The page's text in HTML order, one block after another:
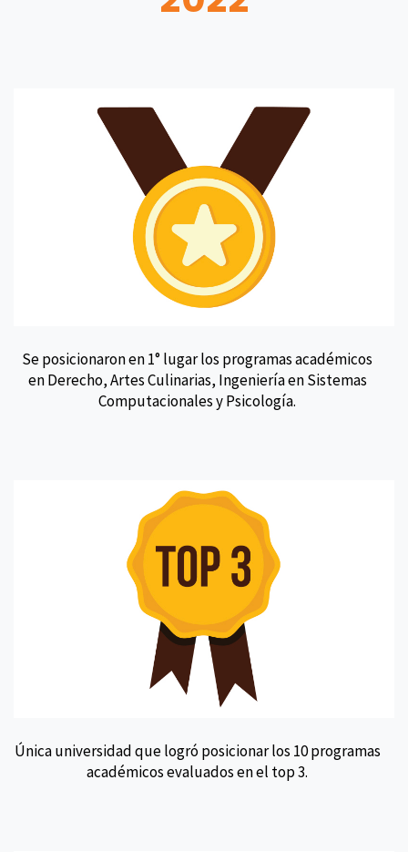
Se posicionaron en 1° lugar los programas académicos
en Derecho, Artes Culinarias, Ingeniería en Sistemas
Computacionales y Psicología.
Única universidad que logró posicionar los 10 programas
académicos evaluados en el top 3.